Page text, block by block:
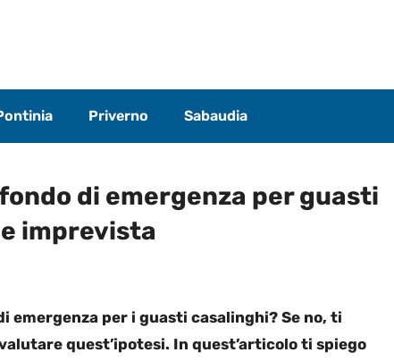
Priverno Sabaudia
di emergenza per guasti
imprevista
emergenza per i guasti casalinghi? Se no, ti
quest’ipotesi. In quest’articolo ti spiego